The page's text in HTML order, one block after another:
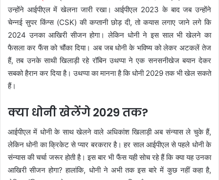
उन्होंने आईपीएल में खेलना जारी रखा। आईपीएल 2023 के बाद जब उन्होंने
चेन्नई सुपर किंग्स (CSK) की कप्तानी छोड़ दी, तो कयास लगाए जाने लगे कि
2024 उनका आखिरी सीजन होगा। लेकिन धोनी ने इस साल भी खेलने का
फैसला कर फैंस को चौंका दिया। अब जब धोनी के भविष्य को लेकर अटकलें तेज
हैं, तब उनके साथी खिलाड़ी रहे रॉबिन उथप्पा ने एक सनसनीखेज बयान देकर
सबको हैरान कर दिया है। उथप्पा का मानना है कि धोनी 2029 तक भी खेल सकते
हैं।
क्या धोनी खेलेंगे 2029 तक?
आईपीएल में धोनी के साथ खेलने वाले अधिकांश खिलाड़ी अब संन्यास ले चुके हैं,
लेकिन धोनी का क्रिकेट से प्यार बरकरार है। हर साल आईपीएल से पहले धोनी के
संन्यास की चर्चा जरूर होती है। इस बार भी फैंस यही सोच रहे हैं कि क्या यह उनका
आखिरी सीजन होगा? हालांकि, धोनी ने अभी तक इस बारे में कुछ नहीं कहा है,